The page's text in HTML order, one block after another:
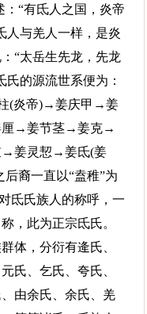
：“有氐人之国，炎帝
人与羌人一样，是炎
“太岳生先龙，先龙
的源流世系便为：
(炎帝)→姜庆甲→姜
→姜节茎→姜克→
姜灵恝→姜氐(姜
裔一直以“盍稚”为
氐氏族人的称呼，一
，此为正宗氐氏。
体，分衍有逄氏、
氏、乞氏、夸氏、
由余氏、余氏、羌